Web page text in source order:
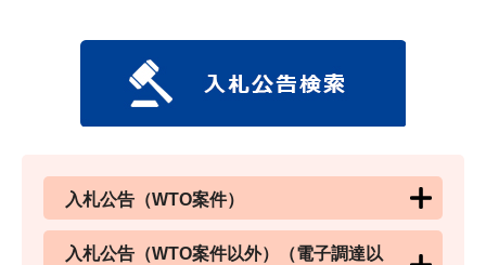
入札公告（WTO案件）
入札公告（WTO案件以外）（電子調達以